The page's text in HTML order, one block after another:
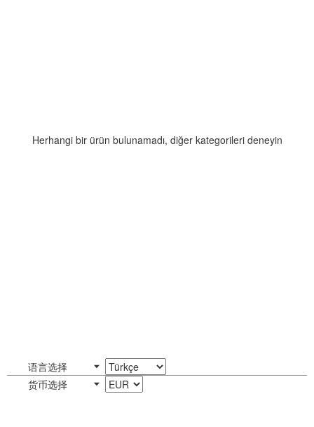
Herhangi bir ürün bulunamadı, diğer kategorileri deneyin
语言选择
货币选择